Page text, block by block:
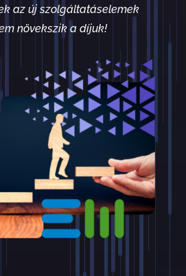
az új szolgáltatáselemek
növekszik a díjuk!